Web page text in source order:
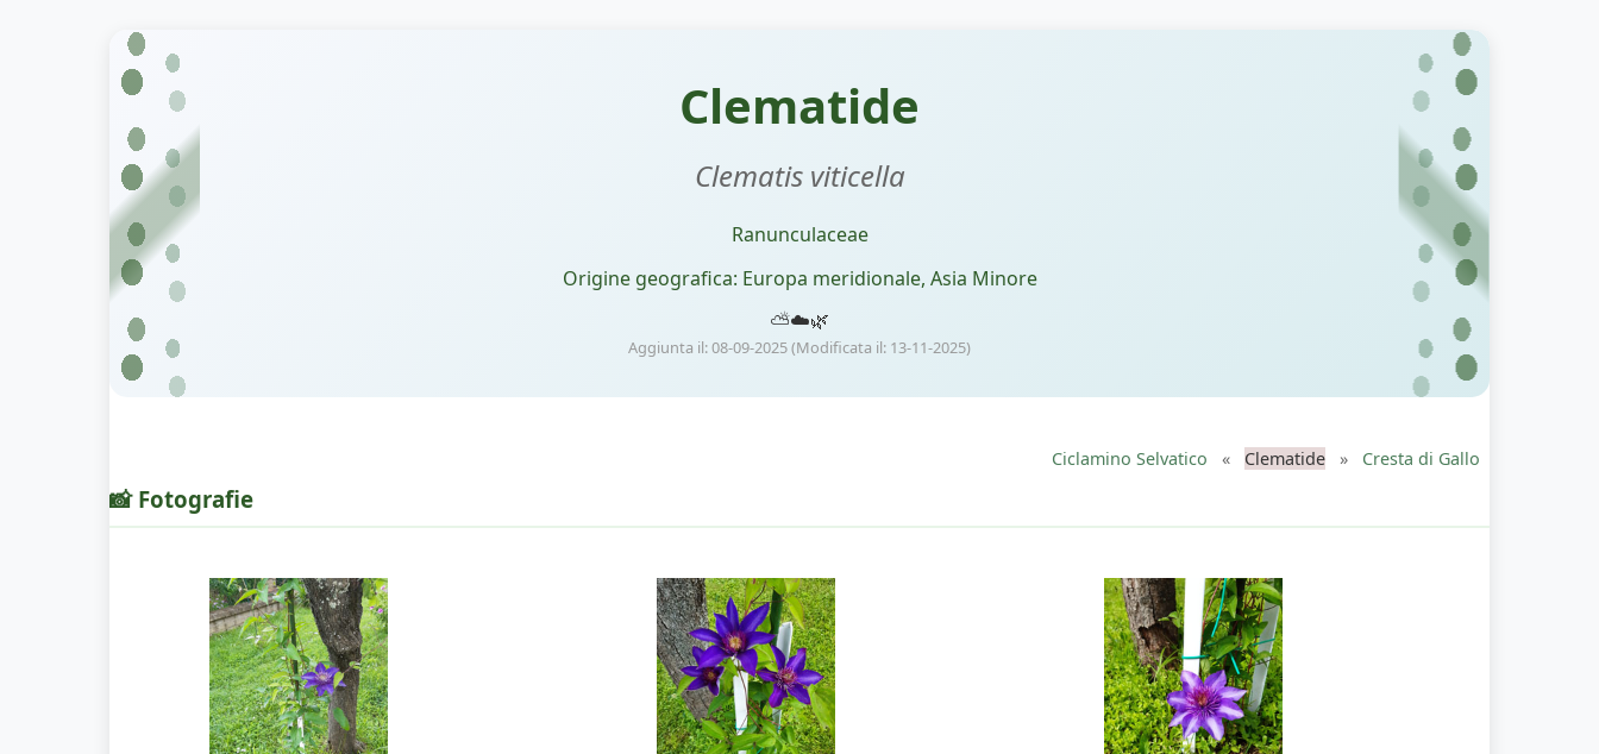
Clematide
Clematis viticella
Ranunculaceae
Origine geografica: Europa meridionale, Asia Minore
⛅☁️🌿
Aggiunta il: 08-09-2025 (Modificata il: 13-11-2025)
Ciclamino Selvatico « Clematide » Cresta di Gallo
📸 Fotografie